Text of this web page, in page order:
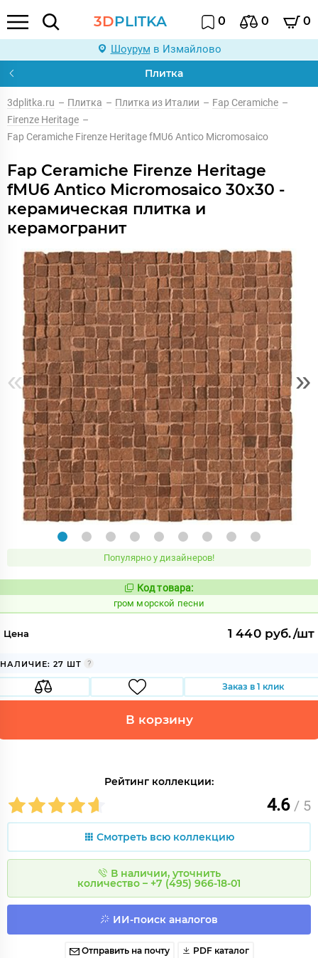
3DPLITKA 0 0 0
Шоурум в Измайлово
Плитка
3dplitka.ru – Плитка – Плитка из Италии – Fap Ceramiche –
Firenze Heritage –
Fap Ceramiche Firenze Heritage fMU6 Antico Micromosaico
Fap Ceramiche Firenze Heritage
fMU6 Antico Micromosaico 30x30 -
керамическая плитка и
керамогранит
« »
Популярно у дизайнеров!
Код:
351319
Код товара:
гром морской песни
Цена 1 440 руб./шт
НАЛИЧИЕ: 27 ШТ
Заказ в 1 клик
В корзину
Рейтинг коллекции:
4.6 / 5
Смотреть всю коллекцию
В наличии, уточнить
количество – +7 (495) 966-18-01
ИИ-поиск аналогов
Отправить на почту PDF каталог